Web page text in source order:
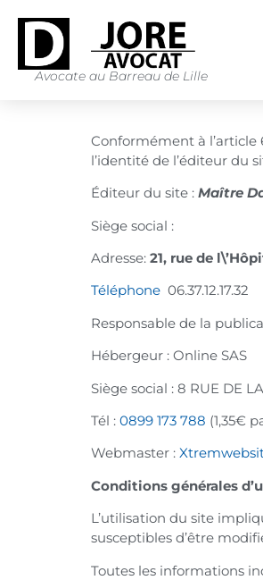
Avocate au Barreau de Lille
Conformément à l’article
l’identité de l’éditeur du
Éditeur du site : Maître
Siège social :
Adresse: 21, rue de
Téléphone 06.37.12.17.32
Responsable de la
Hébergeur : Online SAS
Siège social : 8 RUE DE
Tél : 0899 173 788 (1,35€
Webmaster :
Conditions générales
L’utilisation du site
susceptibles d’être
Toutes les informations